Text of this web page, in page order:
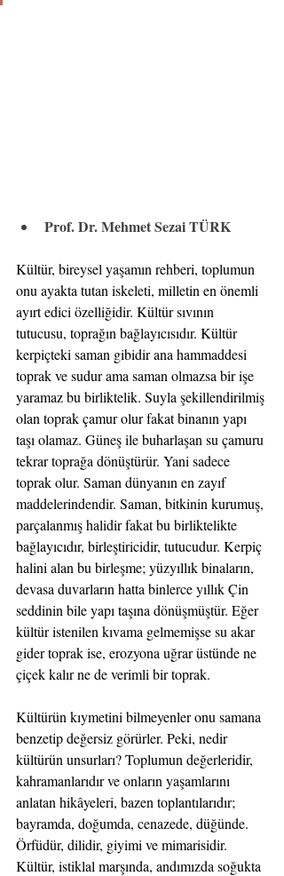
Prof. Dr. Mehmet Sezai TÜRK
Kültür, bireysel yaşamın rehberi, toplumun
onu ayakta tutan iskeleti, milletin en önemli
ayırt edici özelliğidir. Kültür sıvının
tutucusu, toprağın bağlayıcısıdır. Kültür
kerpiçteki saman gibidir ana hammaddesi
toprak ve sudur ama saman olmazsa bir işe
yaramaz bu birliktelik. Suyla şekillendirilmiş
olan toprak çamur olur fakat binanın yapı
taşı olamaz. Güneş ile buharlaşan su çamuru
tekrar toprağa dönüştürür. Yani sadece
toprak olur. Saman dünyanın en zayıf
maddelerindendir. Saman, bitkinin kurumuş,
parçalanmış halidir fakat bu birliktelikte
bağlayıcıdır, birleştiricidir, tutucudur. Kerpiç
halini alan bu birleşme; yüzyıllık binaların,
devasa duvarların hatta binlerce yıllık Çin
seddinin bile yapı taşına dönüşmüştür. Eğer
kültür istenilen kıvama gelmemişse su akar
gider toprak ise, erozyona uğrar üstünde ne
çiçek kalır ne de verimli bir toprak.
Kültürün kıymetini bilmeyenler onu samana
benzetip değersiz görürler. Peki, nedir
kültürün unsurları? Toplumun değerleridir,
kahramanlarıdır ve onların yaşamlarını
anlatan hikâyeleri, bazen toplantılarıdır;
bayramda, doğumda, cenazede, düğünde.
Örfüdür, dilidir, giyimi ve mimarisidir.
Kültür, istiklal marşında, andımızda soğukta